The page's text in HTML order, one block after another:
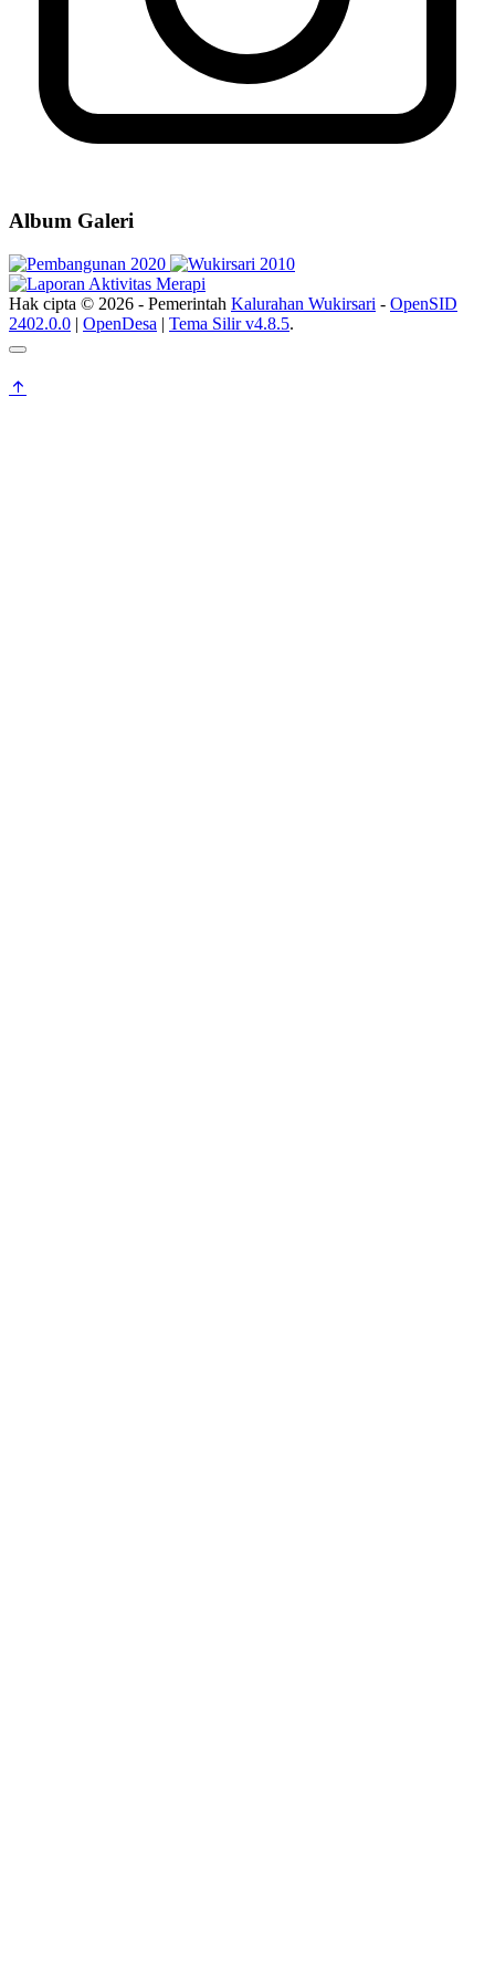
Peraturan Kalurahan Wukirsari Nomor 03 Tahun 2024
Album Galeri
Hak cipta © 2026 - Pemerintah Kalurahan Wukirsari - OpenSID
2402.0.0 | OpenDesa | Tema Silir v4.8.5.